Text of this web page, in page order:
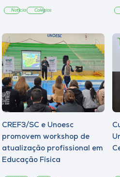
Notícia Colégios
CREF3/SC e Unoesc
promovem workshop de
atualização profissional em
Educação Física